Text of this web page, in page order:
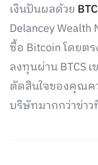
เงินปันผลด้วย BTC
Delancey
ซื้อ Bitcoin โดยต
ลงทุนผ่าน BTCS เ
ตัดสินใจของคุณค
บริษัทมากกว่าข่าว